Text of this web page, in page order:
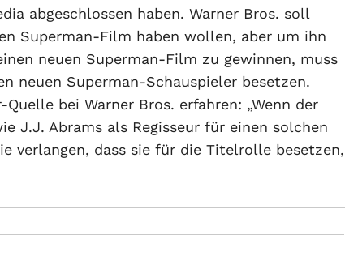
abgeschlossen haben. Warner Bros. soll
Superman-Film haben wollen, aber um ihn
neuen Superman-Film zu gewinnen, muss
neuen Superman-Schauspieler besetzen.
bei Warner Bros. erfahren: „Wenn der
J.J. Abrams als Regisseur für einen solchen
verlangen, dass sie für die Titelrolle besetzen,